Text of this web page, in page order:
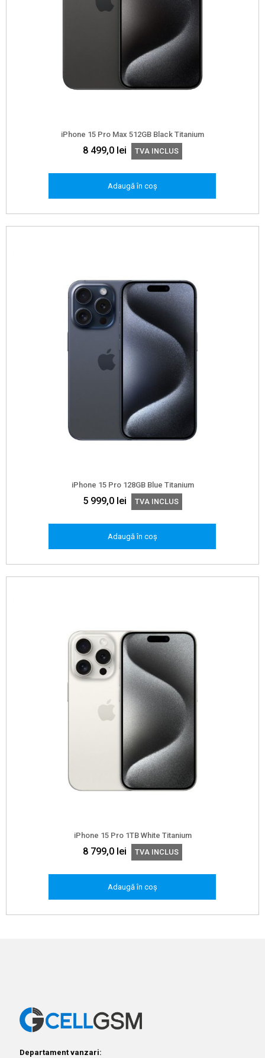
iPhone 15 Pro Max 512GB Black Titanium
8 499,0 lei TVA INCLUS
Adaugă în coș
iPhone 15 Pro 128GB Blue Titanium
5 999,0 lei TVA INCLUS
Adaugă în coș
iPhone 15 Pro 1TB White Titanium
8 799,0 lei TVA INCLUS
Adaugă în coș
Departament vanzari: